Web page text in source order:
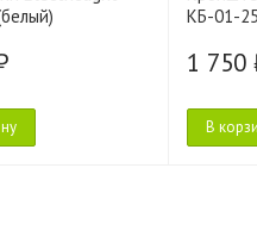
КБ-01-
1 750
В